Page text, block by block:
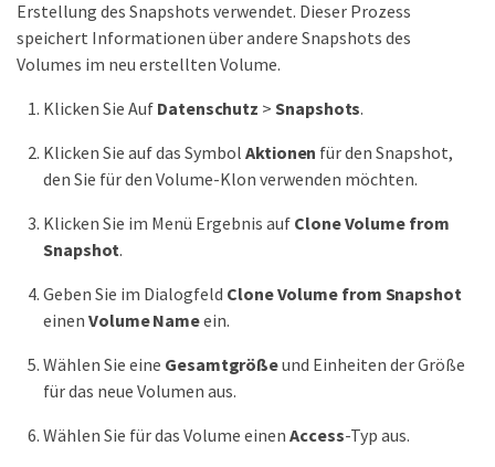
Erstellung des Snapshots verwendet. Dieser Prozess
speichert Informationen über andere Snapshots des
Volumes im neu erstellten Volume.
Klicken Sie Auf Datenschutz >Snapshots.
Klicken Sie auf das Symbol Aktionen für den Snapshot,
den Sie für den Volume-Klon verwenden möchten.
Klicken Sie im Menü Ergebnis auf Clone Volume from
Snapshot.
Geben Sie im Dialogfeld Clone Volume from Snapshot
einen Volume Nameein.
Wählen Sie eine Gesamtgrößeund Einheiten der Größe
für das neue Volumen aus.
Wählen Sie für das Volume einen Access-Typ aus.